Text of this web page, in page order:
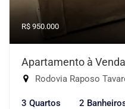
R$ 950.000
Apartamento à
Rodovia Raposo
3 Quartos 2